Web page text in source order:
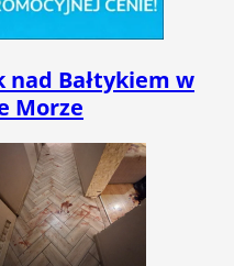
nad Bałtykiem w
Morze